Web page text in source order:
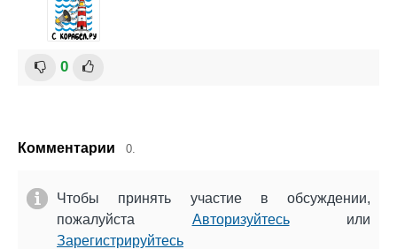
0
Комментарии 0.
Чтобы принять участие в обсуждении,
пожалуйста Авторизуйтесьили
Зарегистрируйтесь